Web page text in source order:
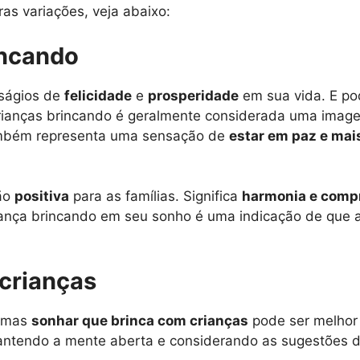
variações, veja abaixo:
de felicidade e prosperidade em sua vida. E
brincando é geralmente considerada uma
representa uma sensação de estar em paz e
positiva para as famílias. Significa harmonia e
brincando em seu sonho é uma indicação de
sonhar que brinca com crianças pode ser
a mente aberta e considerando as sugestões